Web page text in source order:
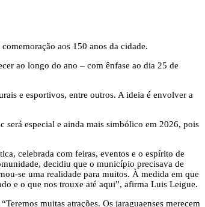
aos 150 anos da cidade.
ao longo do ano – com ênfase ao dia 25 de
e esportivos, entre outros. A ideia é envolver a
será especial e ainda mais simbólico em 2026, pois
celebrada com feiras, eventos e o espírito de
decidiu que o município precisava de
se uma realidade para muitos. À medida em que
e o que nos trouxe até aqui”, afirma Luis Leigue.
muitas atrações. Os jaraguaenses merecem